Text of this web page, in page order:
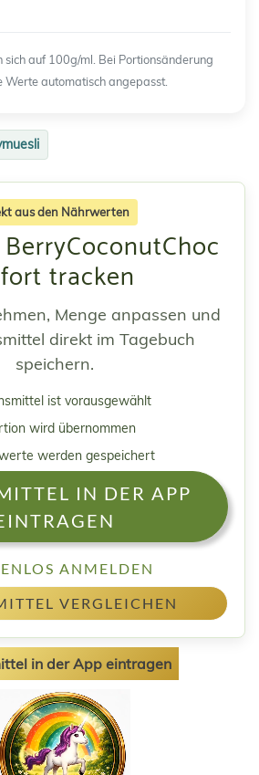
sich auf 100g/ml. Bei Portionsänderung
Werte automatisch angepasst.
aus den Nährwerten
tracken
Menge anpassen und
direkt im Tagebuch
speichern.
ist vorausgewählt
wird übernommen
werden gespeichert
IN DER APP
ANMELDEN
VERGLEICHEN
in der App eintragen